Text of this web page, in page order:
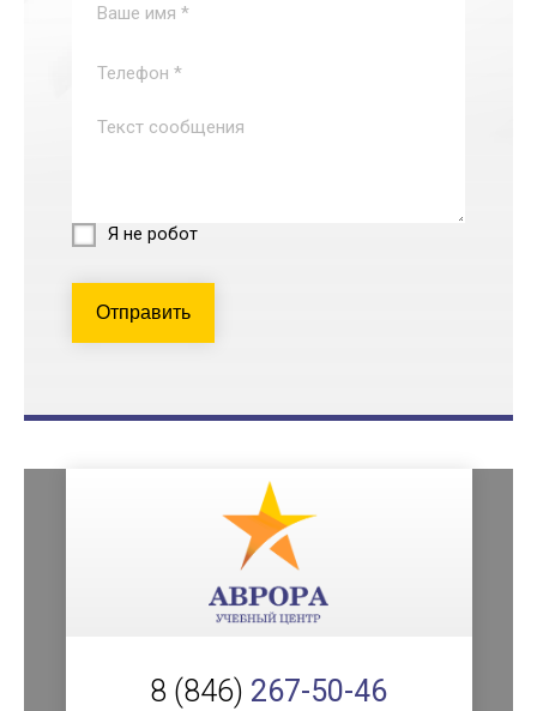
Я не робот
Отправить
8 (846) 267-50-46